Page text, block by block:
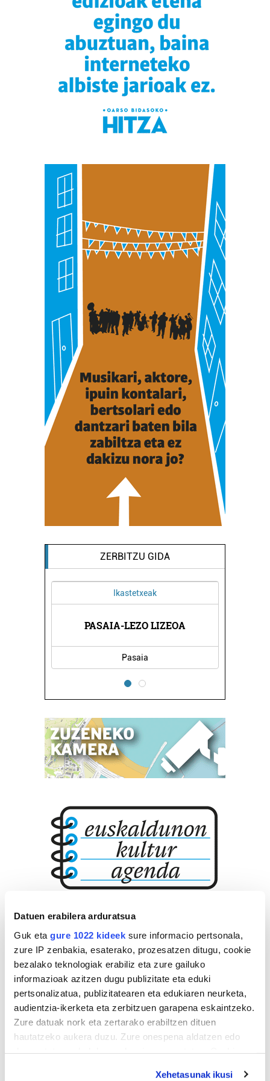
Datuen erabilera arduratsua
Guk eta gure 1022 kideek sure informacio pertsonala,
zure IP zenbakia, esaterako, prozesatzen ditugu, cookie
bezalako teknologiak erabiliz eta zure gailuko
informazioak azitzen dugu publizitate eta eduki
pertsonalizatua, publizitatearen eta edukiaren neurketa,
audientzia-ikerketa eta zerbitzuen garapena eskaintzeko.
Zure datuak nork eta zertarako erabiltzen dituen
hautatzeko aukera duzu. Zure onespena aldatzen edo
Xehetasunak ikusi
ZERBITZU GIDA
LEZO LIZEOA MIREN TABERNA